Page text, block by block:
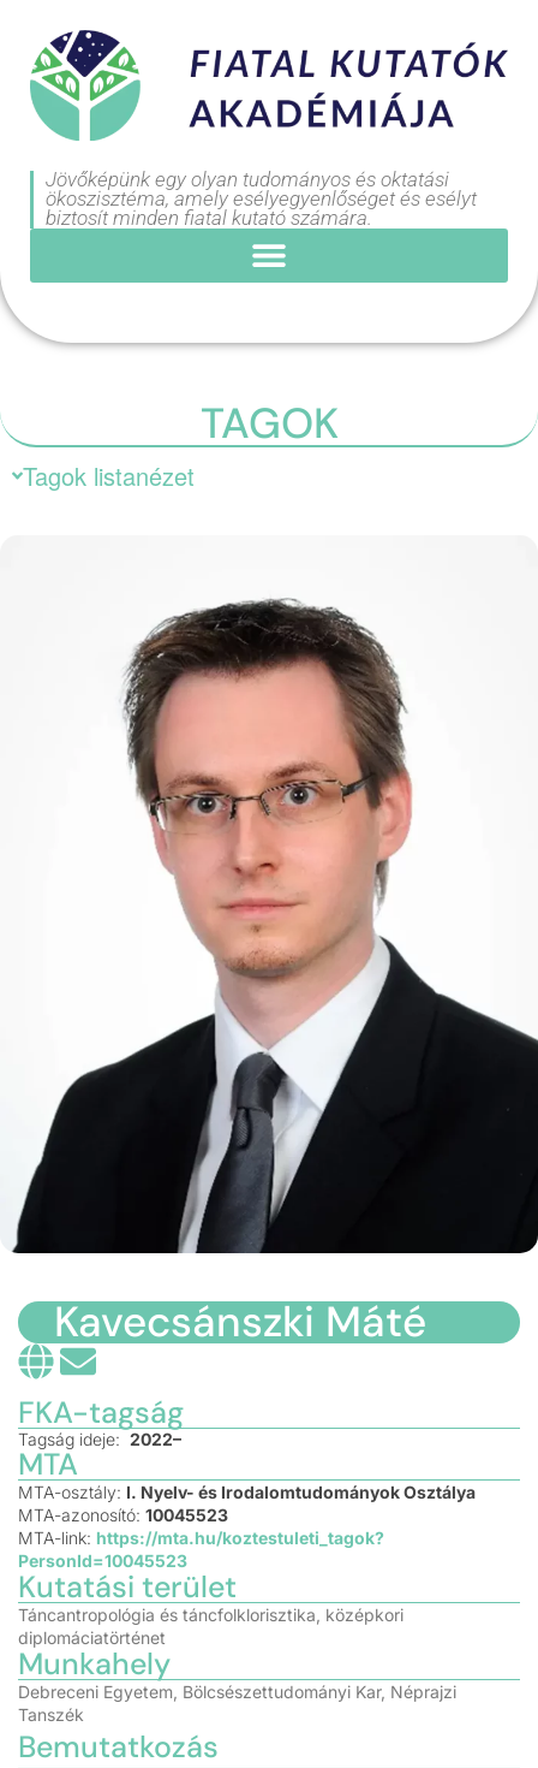
Jövőképünk egy olyan tudományos és oktatási
ökoszisztéma, amely esélyegyenlőséget és esélyt
biztosít minden fiatal kutató számára.
TAGOK
Tagok listanézet
Kavecsánszki Máté
FKA-tagság
Tagság ideje: 2022–
MTA
MTA-osztály: I. Nyelv- és Irodalomtudományok Osztálya
MTA-azonosító: 10045523
MTA-link: https://mta.hu/koztestuleti_tagok?
PersonId=10045523
Kutatási terület
Táncantropológia és táncfolklorisztika, középkori
diplomáciatörténet
Munkahely
Debreceni Egyetem, Bölcsészettudományi Kar, Néprajzi
Tanszék
Bemutatkozás